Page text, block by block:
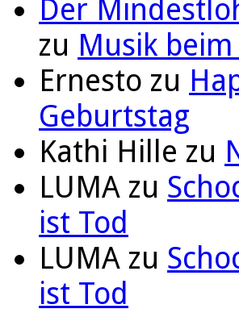
Der
zu Musik
Ernesto zu
Geburtstag
Kathi Hille zu
LUMA zu
ist Tod
LUMA zu
ist Tod